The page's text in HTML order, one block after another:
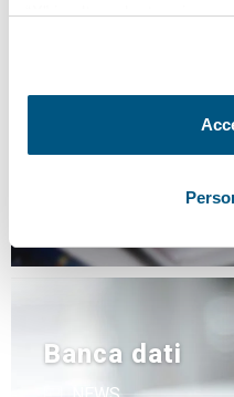
“X” in alto a destra si
Banca dati
Osservatorio